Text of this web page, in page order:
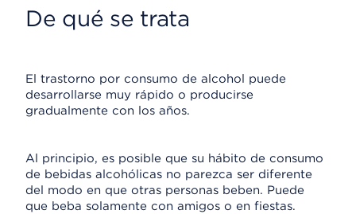
De qué se trata
El trastorno por consumo de alcohol puede
desarrollarse muy rápido o producirse
gradualmente con los años.
Al principio, es posible que su hábito de consumo
de bebidas alcohólicas no parezca ser diferente
del modo en que otras personas beben. Puede
que beba solamente con amigos o en fiestas.